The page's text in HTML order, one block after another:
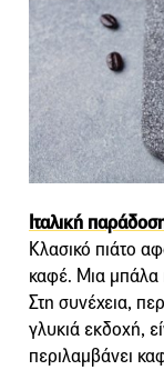
Ιταλική
Κλασικό πιάτο
καφέ. Μια μπάλα
Στη συνέχεια,
γλυκιά εκδοχή,
περιλαμβάνει